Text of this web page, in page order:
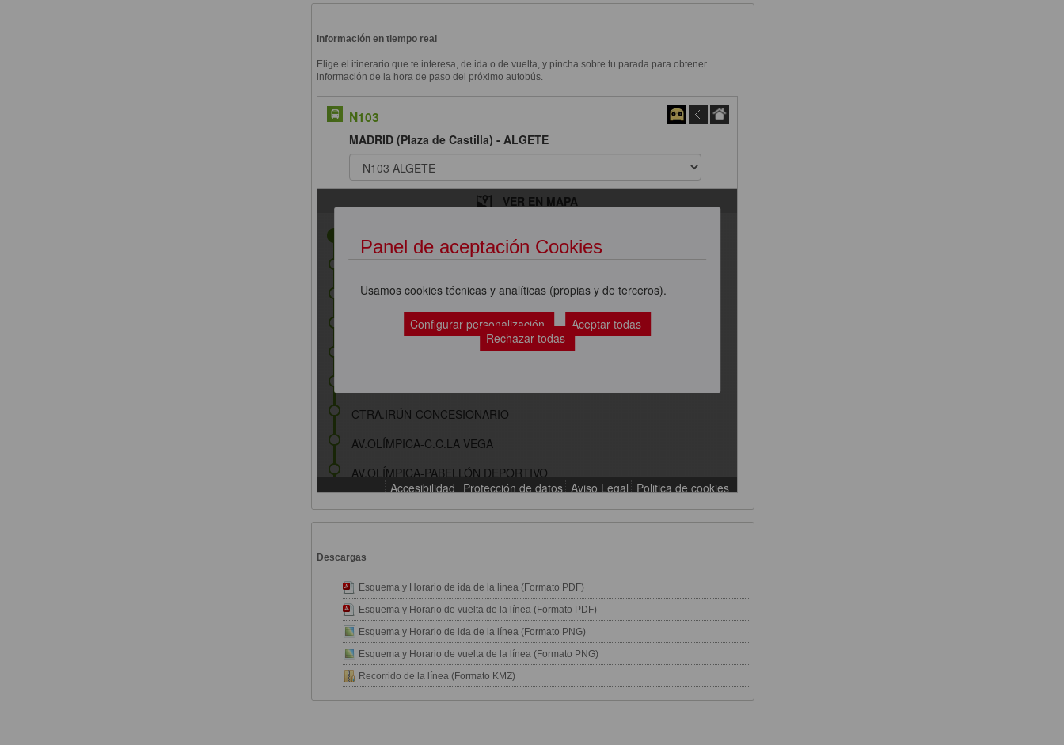
Información en tiempo real
Elige el itinerario que te interesa, de ida o de vuelta, y pincha sobre tu parada para obtener
información de la hora de paso del próximo autobús.
Descargas
Esquema y Horario de ida de la línea (Formato PDF)
Esquema y Horario de vuelta de la línea (Formato PDF)
Esquema y Horario de ida de la línea (Formato PNG)
Esquema y Horario de vuelta de la línea (Formato PNG)
Recorrido de la línea (Formato KMZ)